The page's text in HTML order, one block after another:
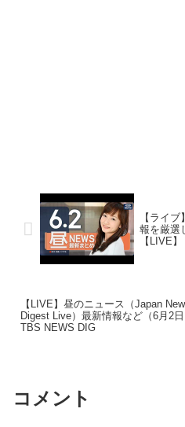
【ライ
報を厳選
【LIVE】
【LIVE】昼のニュース（Japan
Digest Live）最新情報など（6月2日
TBS NEWS DIG
コメント